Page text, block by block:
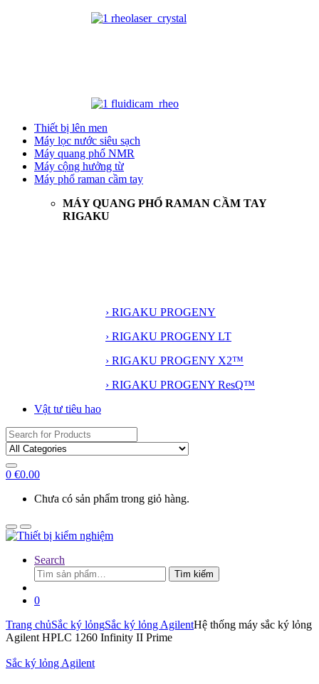
Thiết bị lên men
Máy lọc nước siêu sạch
Máy quang phổ NMR
Máy cộng hưởng từ
Máy phổ raman cầm tay
MÁY QUANG PHỔ RAMAN CẦM TAY
RIGAKU
› RIGAKU PROGENY
› RIGAKU PROGENY LT
› RIGAKU PROGENY X2™
› RIGAKU PROGENY ResQ™
Vật tư tiêu hao
Search
for:
0 €0.00
Chưa có sản phẩm trong giỏ hàng.
Search
Tìm
kiếm:
Tìm kiếm
0
Trang chủSắc ký lỏngSắc ký lỏng AgilentHệ thống máy sắc ký lỏng
Agilent HPLC 1260 Infinity II Prime
Sắc ký lỏng Agilent